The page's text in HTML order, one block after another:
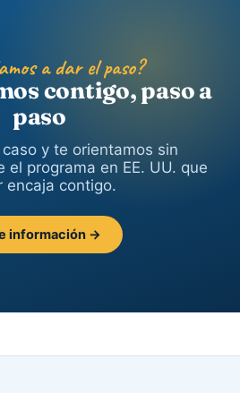
a dar el paso?
contigo, paso a
paso
y te orientamos sin
el programa en EE. UU. que
encaja contigo.
información →